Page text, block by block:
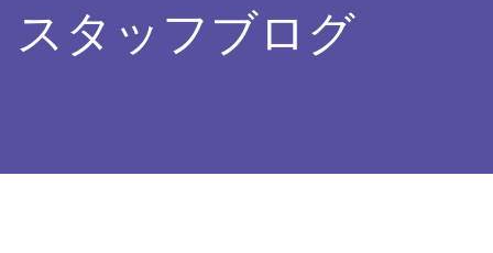
スタッフブログ